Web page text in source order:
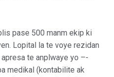
pase 500 manm ekip ki
Lopital la te voye rezidan
te anplwaye yo –-
medikal (kontabilite ak